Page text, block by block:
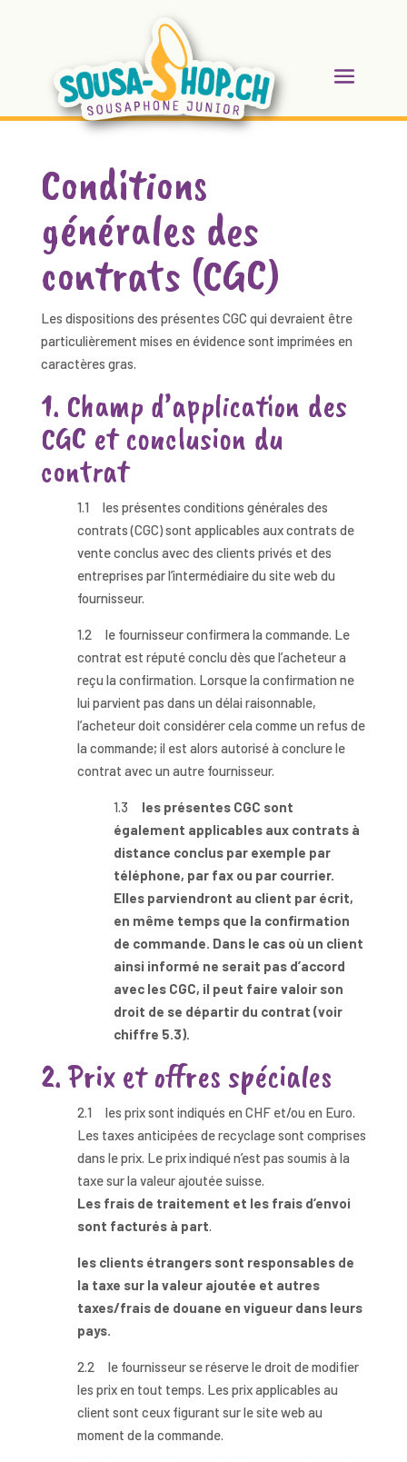
Conditions
générales des
contrats (CGC)
Les dispositions des présentes CGC qui devraient être
particulièrement mises en évidence sont imprimées en
caractères gras.
1. Champ d’application des
CGC et conclusion du
contrat
1.1 les présentes conditions générales des
contrats (CGC) sont applicables aux contrats de
vente conclus avec des clients privés et des
entreprises par l’intermédiaire du site web du
fournisseur.
1.2 le fournisseur confirmera la commande. Le
contrat est réputé conclu dès que l’acheteur a
reçu la confirmation. Lorsque la confirmation ne
lui parvient pas dans un délai raisonnable,
l’acheteur doit considérer cela comme un refus de
la commande; il est alors autorisé à conclure le
contrat avec un autre fournisseur.
1.3 les présentes CGC sont
également applicables aux contrats à
distance conclus par exemple par
téléphone, par fax ou par courrier.
Elles parviendront au client par écrit,
en même temps que la confirmation
de commande. Dans le cas où un client
ainsi informé ne serait pas d’accord
avec les CGC, il peut faire valoir son
droit de se départir du contrat (voir
chiffre 5.3).
2. Prix et offres spéciales
2.1 les prix sont indiqués en CHF et/ou en Euro.
Les taxes anticipées de recyclage sont comprises
dans le prix. Le prix indiqué n’est pas soumis à la
taxe sur la valeur ajoutée suisse.
Les frais de traitement et les frais d’envoi
sont facturés à part.
les clients étrangers sont responsables de
la taxe sur la valeur ajoutée et autres
taxes/frais de douane en vigueur dans leurs
pays.
2.2 le fournisseur se réserve le droit de modifier
les prix en tout temps. Les prix applicables au
client sont ceux figurant sur le site web au
moment de la commande.